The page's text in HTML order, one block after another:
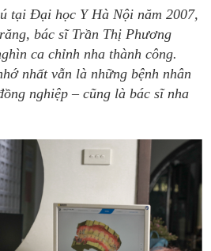
tại Đại học Y Hà Nội năm 2007,
bác sĩ Trần Thị Phương
ca chỉnh nha thành công.
nhất vẫn là những bệnh nhân
nghiệp – cũng là bác sĩ nha